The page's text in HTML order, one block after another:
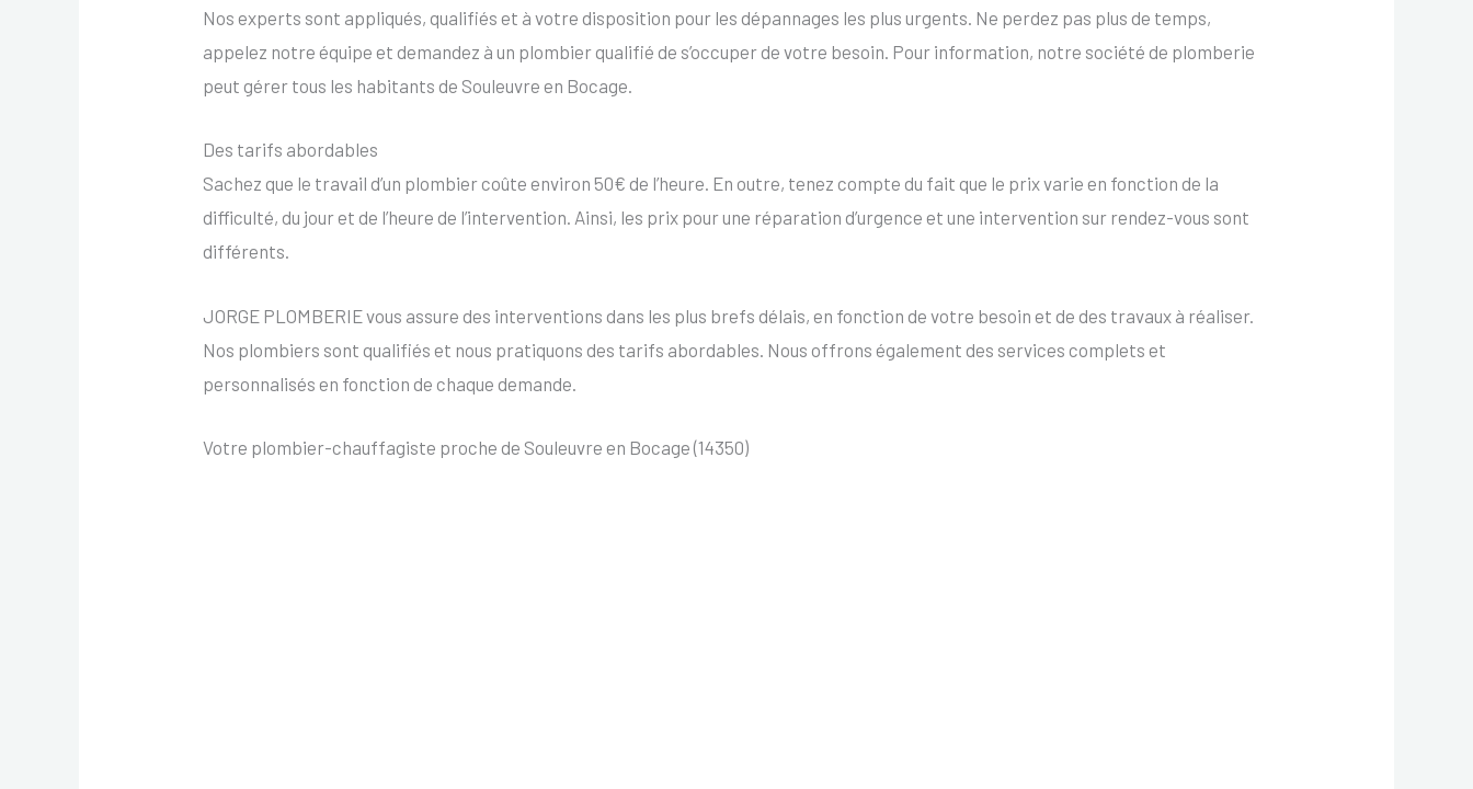
Nos experts sont appliqués, qualifiés et à votre disposition pour les dépannages les plus urgents. Ne perdez pas plus de temps,
appelez notre équipe et demandez à un plombier qualifié de s’occuper de votre besoin. Pour information, notre société de plomberie
peut gérer tous les habitants de Souleuvre en Bocage.
Des tarifs abordables
Sachez que le travail d’un plombier coûte environ 50€ de l’heure. En outre, tenez compte du fait que le prix varie en fonction de la
difficulté, du jour et de l’heure de l’intervention. Ainsi, les prix pour une réparation d’urgence et une intervention sur rendez-vous sont
différents.
JORGE PLOMBERIE vous assure des interventions dans les plus brefs délais, en fonction de votre besoin et de des travaux à réaliser.
Nos plombiers sont qualifiés et nous pratiquons des tarifs abordables. Nous offrons également des services complets et
personnalisés en fonction de chaque demande.
Votre plombier-chauffagiste proche de Souleuvre en Bocage (14350)